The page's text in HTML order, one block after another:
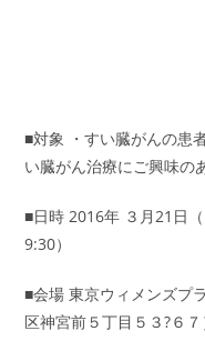
■対象 ・すい臓がんの
い臓がん治療にご興味の
■日時 2016年 ３月21
9:30）
■会場 東京ウィメンズ
区神宮前５丁目５３?６７